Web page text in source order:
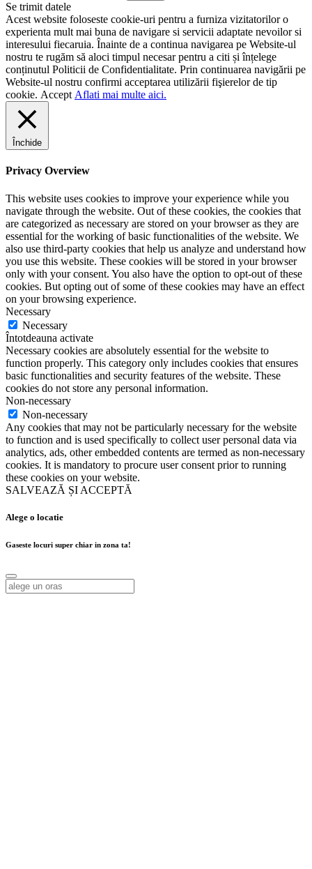
Se trimit datele
Acest website foloseste cookie-uri pentru a furniza vizitatorilor o
experienta mult mai buna de navigare si servicii adaptate nevoilor si
interesului fiecaruia. Înainte de a continua navigarea pe Website-ul
nostru te rugăm să aloci timpul necesar pentru a citi și înțelege
conținutul Politicii de Confidentialitate. Prin continuarea navigării pe
Website-ul nostru confirmi acceptarea utilizării fişierelor de tip
cookie. Accept Aflati mai multe aici.
Închide
Privacy Overview
This website uses cookies to improve your experience while you
navigate through the website. Out of these cookies, the cookies that
are categorized as necessary are stored on your browser as they are
essential for the working of basic functionalities of the website. We
also use third-party cookies that help us analyze and understand how
you use this website. These cookies will be stored in your browser
only with your consent. You also have the option to opt-out of these
cookies. But opting out of some of these cookies may have an effect
on your browsing experience.
Necessary
Necessary
Întotdeauna activate
Necessary cookies are absolutely essential for the website to
function properly. This category only includes cookies that ensures
basic functionalities and security features of the website. These
cookies do not store any personal information.
Non-necessary
Non-necessary
Any cookies that may not be particularly necessary for the website
to function and is used specifically to collect user personal data via
analytics, ads, other embedded contents are termed as non-necessary
cookies. It is mandatory to procure user consent prior to running
these cookies on your website.
SALVEAZĂ ȘI ACCEPTĂ
Alege o locatie
Gaseste locuri super chiar in zona ta!
Alege o locatie